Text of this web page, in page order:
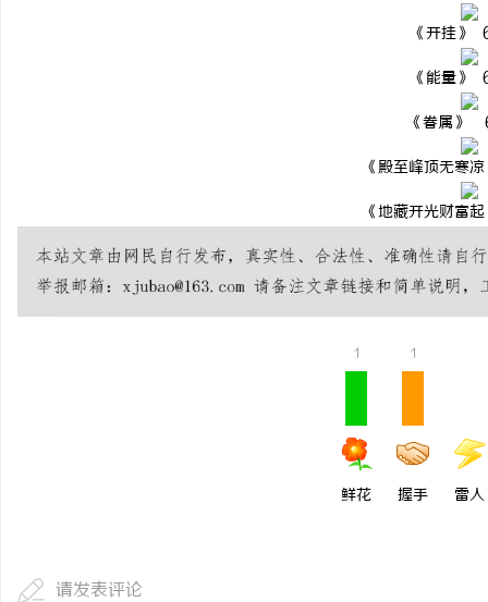
《开挂
《能量
《眷属
《殿至峰顶无
《地藏开光财
1
鲜花
1
握手 雷人
请发表评论